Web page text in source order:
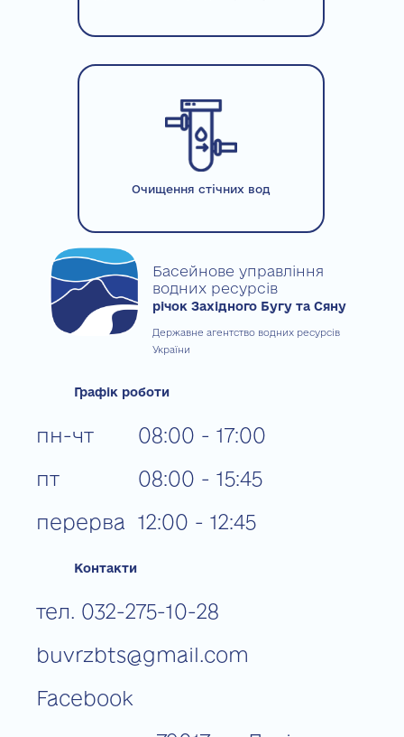
Очищення стічних вод
Басейнове управління
водних ресурсів
річок Західного Бугу та Сяну
Державне агентство водних ресурсів
України
Графік роботи
пн-чт
пт
перерва
08:00 - 17:00
08:00 - 15:45
12:00 - 12:45
Контакти
тел. 032-275-10-28
buvrzbts@gmail.com
Facebook